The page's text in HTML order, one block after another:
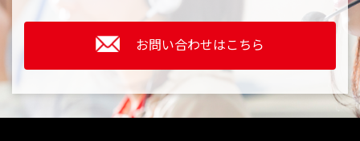
お問い合わせはこちら